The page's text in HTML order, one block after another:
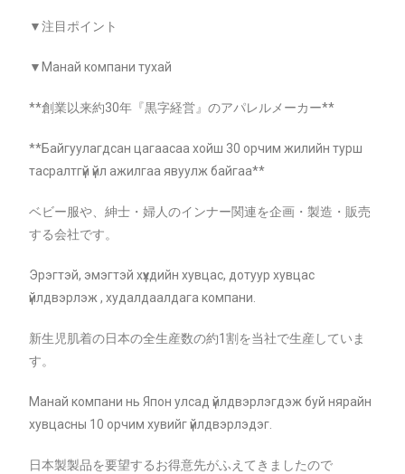
▼注目ポイント
▼ Манай компани тухай
**創業以来約30年『黒字経営』のアパレルメーカー**
**Байгуулагдсан цагаасаа хойш 30 орчим жилийн турш
тасралтгүй үйл ажилгаа явуулж байгаа**
ベビー服や、紳士・婦人のインナー関連を企画・製造・販売
する会社です。
Эрэгтэй, эмэгтэй хүүхдийн хувцас, дотуур хувцас
үйлдвэрлэж , худалдаалдага компани.
新生児肌着の日本の全生産数の約1割を当社で生産していま
す。
Манай компани нь Япон улсад үйлдвэрлэгдэж буй нярайн
хувцасны 10 орчим хувийг үйлдвэрлэдэг.
日本製製品を要望するお得意先がふえてきましたので